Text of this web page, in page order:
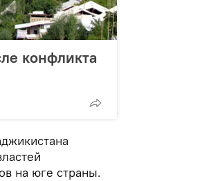
конфликта
на юге страны.